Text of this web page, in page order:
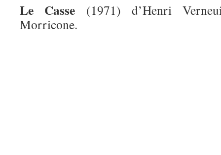
Le Casse (1971) d’Henri
Morricone.